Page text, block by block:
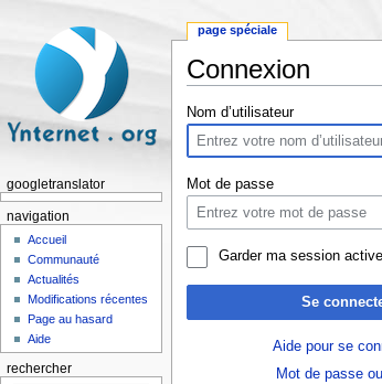
Connexion
Nom d’utilisateur
Mot de passe
Garder ma session active
Se
Aide pour se
Mot de passe
page spéciale
googletranslator
navigation
Accueil
Communauté
Actualités
Modifications récentes
Page au hasard
Aide
rechercher